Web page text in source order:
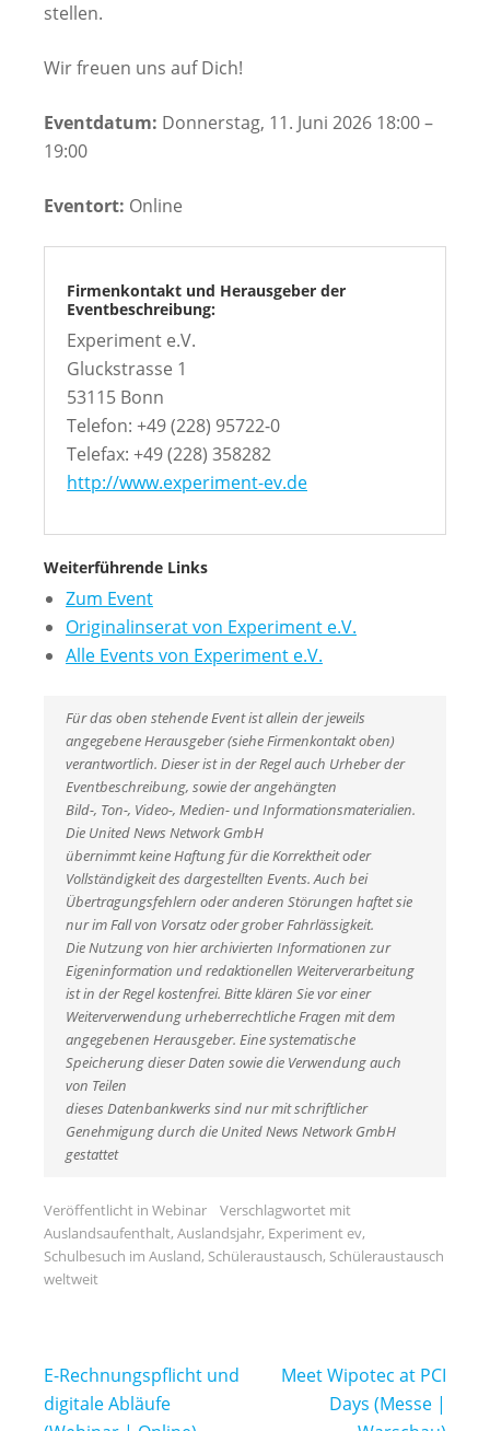
stellen.
Wir freuen uns auf Dich!
Eventdatum: Donnerstag, 11. Juni 2026 18:00 –
19:00
Eventort: Online
Firmenkontakt und Herausgeber der
Eventbeschreibung:
Experiment e.V.
Gluckstrasse 1
53115 Bonn
Telefon: +49 (228) 95722-0
Telefax: +49 (228) 358282
http://www.experiment-ev.de
Weiterführende Links
Zum Event
Originalinserat von Experiment e.V.
Alle Events von Experiment e.V.
Für das oben stehende Event ist allein der jeweils
angegebene Herausgeber (siehe Firmenkontakt oben)
verantwortlich. Dieser ist in der Regel auch Urheber der
Eventbeschreibung, sowie der angehängten
Bild-, Ton-, Video-, Medien- und Informationsmaterialien.
Die United News Network GmbH
übernimmt keine Haftung für die Korrektheit oder
Vollständigkeit des dargestellten Events. Auch bei
Übertragungsfehlern oder anderen Störungen haftet sie
nur im Fall von Vorsatz oder grober Fahrlässigkeit.
Die Nutzung von hier archivierten Informationen zur
Eigeninformation und redaktionellen Weiterverarbeitung
ist in der Regel kostenfrei. Bitte klären Sie vor einer
Weiterverwendung urheberrechtliche Fragen mit dem
angegebenen Herausgeber. Eine systematische
Speicherung dieser Daten sowie die Verwendung auch
von Teilen
dieses Datenbankwerks sind nur mit schriftlicher
Genehmigung durch die United News Network GmbH
gestattet
Veröffentlicht in Webinar
Verschlagwortet mit
Auslandsaufenthalt, Auslandsjahr, Experiment ev,
Schulbesuch im Ausland, Schüleraustausch, Schüleraustausch
weltweit
Beitragsnavigation
E-Rechnungspflicht und
digitale Abläufe
Meet Wipotec at PCI
Days (Messe |